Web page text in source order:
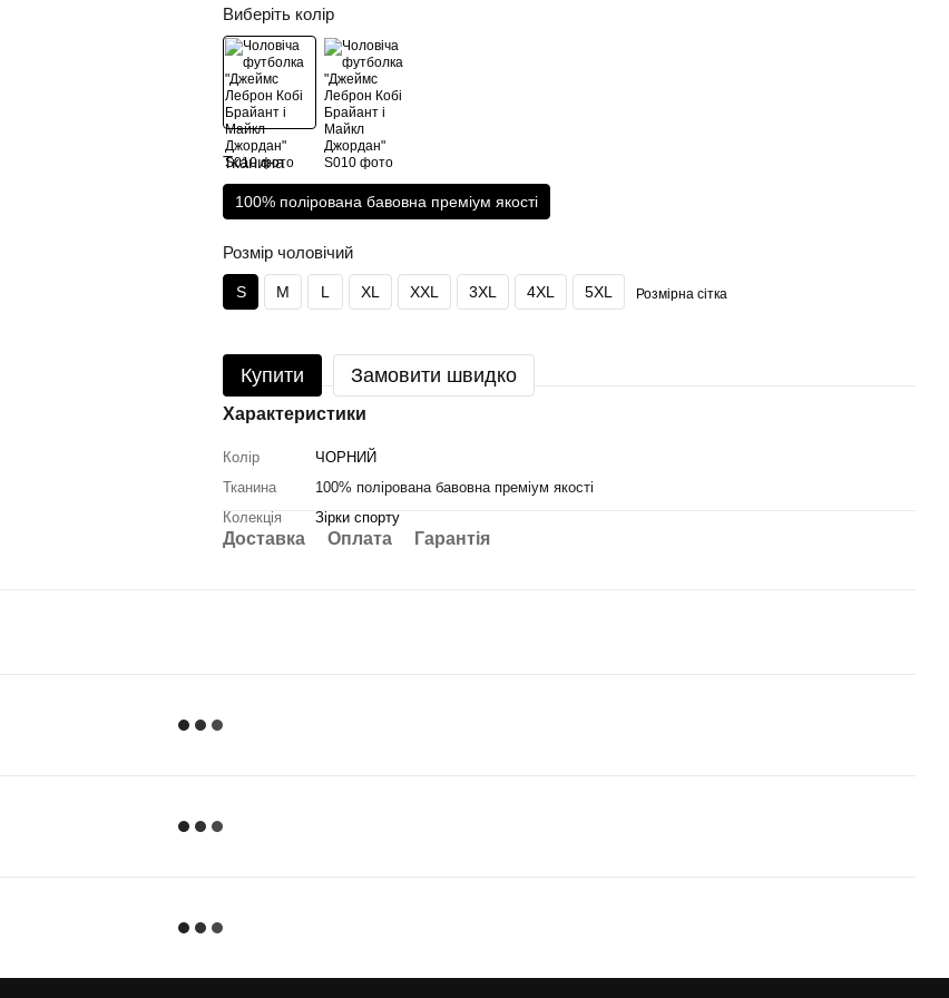
Виберіть колір
Тканина
100% полірована бавовна преміум якості
Розмір чоловічий
S M L XL XXL 3XL 4XL 5XL Розмірна сітка
Купити Замовити швидко
Характеристики
Колір
ЧОРНИЙ
Тканина
100% полірована бавовна преміум якості
Колекція
Зірки спорту
Доставка Оплата Гарантія